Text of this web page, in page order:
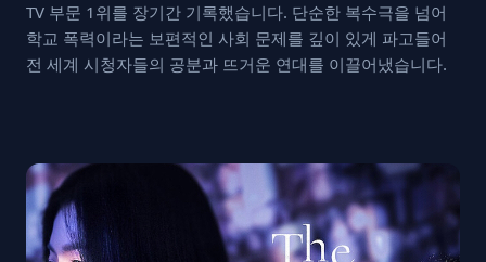
TV 부문 1위를 장기간 기록했습니다. 단순한 복수극을 넘어
학교 폭력이라는 보편적인 사회 문제를 깊이 있게 파고들어
전 세계 시청자들의 공분과 뜨거운 연대를 이끌어냈습니다.